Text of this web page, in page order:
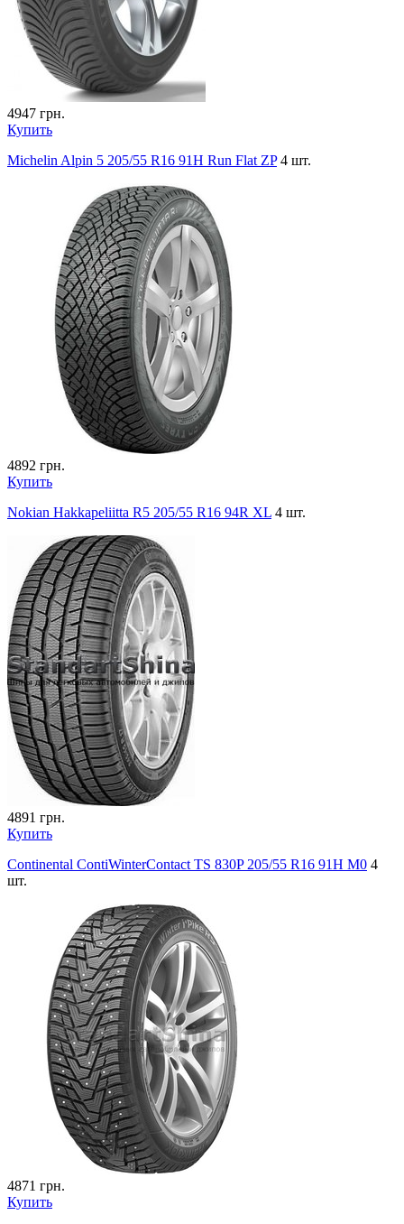
4947 грн.
Купить
Michelin Alpin 5 205/55 R16 91H Run Flat ZP 4 шт.
4892 грн.
Купить
Nokian Hakkapeliitta R5 205/55 R16 94R XL 4 шт.
4891 грн.
Купить
Continental ContiWinterContact TS 830P 205/55 R16 91H M0 4
шт.
4871 грн.
Купить